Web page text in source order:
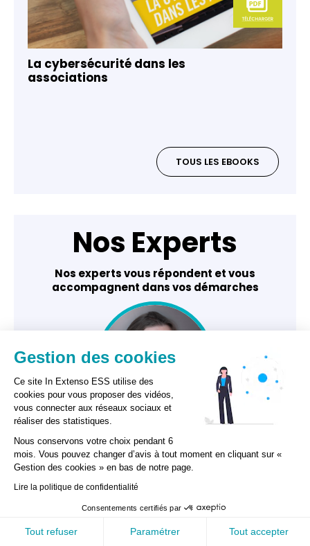
La cybersécurité dans les
associations
TOUS LES EBOOKS
Nos Experts
Nos experts vous répondent et vous
accompagnent dans vos démarches
Isabelle Prunier
Expert-comptable,
responsable régionale
ESS Ile-de-France
Accueil Recherche Contact
Gestion des cookies
Ce site In Extenso ESS utilise des
cookies pour vous proposer des vidéos,
vous connecter aux réseaux sociaux et
réaliser des statistiques.
Nous conservons votre choix pendant 6
mois. Vous pouvez changer d’avis à tout moment en cliquant sur «
Gestion des cookies » en bas de notre page.
Lire la politique de confidentialité
Consentements certifiés par
Tout refuser Paramétrer Tout accepter
GESTION DES COOKIES